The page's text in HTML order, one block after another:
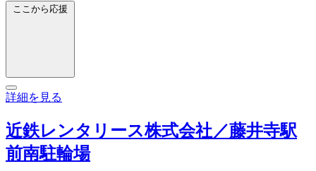
ここから応援
詳細を見る
近鉄レンタリース株式会社／藤井寺駅
前南駐輪場